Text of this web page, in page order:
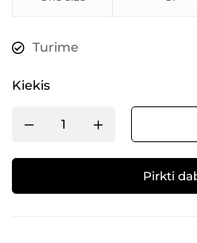
Turime
Kiekis
Pirkti